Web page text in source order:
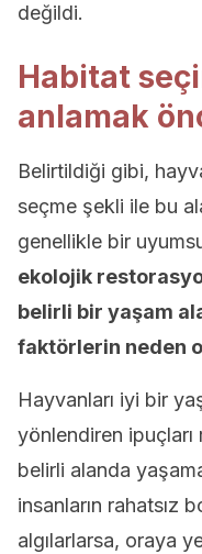
değildi.
Habitat
anlamak
Belirtildiği gibi,
seçme şekli ile bu
genellikle bir
ekolojik
belirli bir yaşam
faktörlerin neden
Hayvanları iyi bir
yönlendiren
belirli alanda
insanların rahatsız
algılarlarsa, oraya